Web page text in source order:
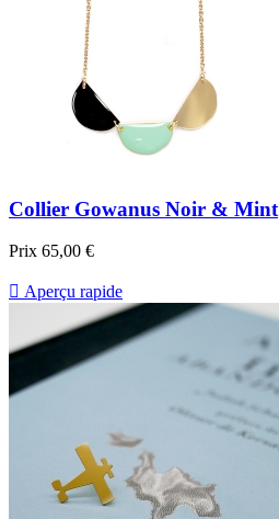
Collier Gowanus Noir & Mint
Prix 65,00 €
 Aperçu rapide